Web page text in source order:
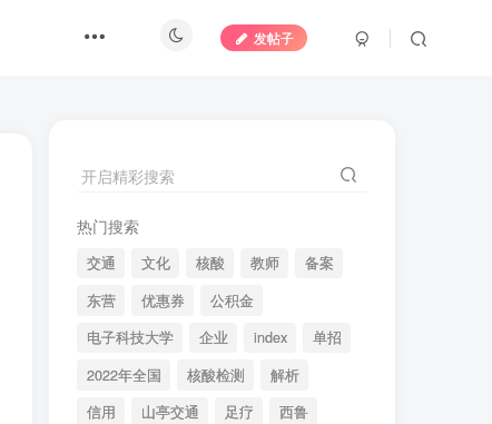
发帖子
开启精彩搜索
热门搜索
交通 文化 核酸 教师
备案
东营
优惠券
公积金
电子科技大学
企业 index
单招
2022年全国
核酸检测
解析
信用
山亭交通 足疗
西鲁